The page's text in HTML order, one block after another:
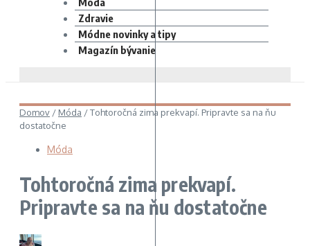
Zdravie
Módne novinky a tipy
Magazín bývanie
Domov / Móda /Tohtoročná zima prekvapí. Pripravte sa na ňu
dostatočne
Móda
Tohtoročná zima prekvapí.
Pripravte sa na ňu dostatočne